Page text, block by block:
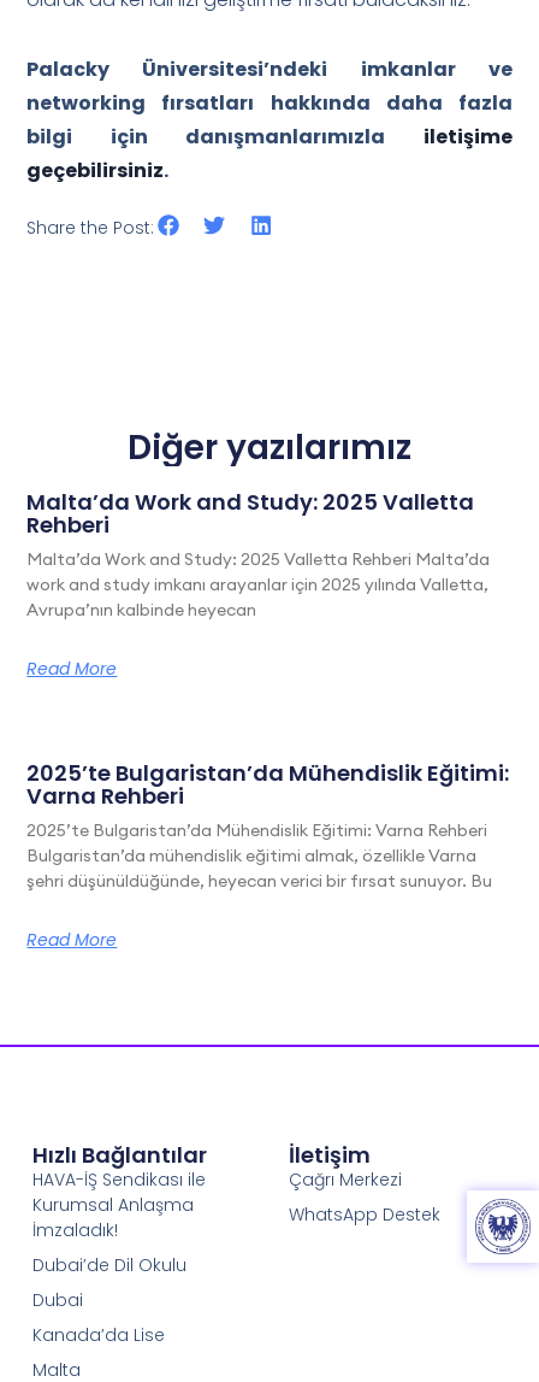
Palacky Üniversitesi’ndeki imkanlar ve
networking fırsatları hakkında daha fazla
bilgi için danışmanlarımızla iletişime
geçebilirsiniz.
Share the Post:
Diğer yazılarımız
Malta’da Work and Study: 2025 Valletta
Rehberi
Malta’da Work and Study: 2025 Valletta Rehberi Malta’da
work and study imkanı arayanlar için 2025 yılında Valletta,
Avrupa’nın kalbinde heyecan
Read More
2025’te Bulgaristan’da Mühendislik Eğitimi:
Varna Rehberi
2025’te Bulgaristan’da Mühendislik Eğitimi: Varna Rehberi
Bulgaristan’da mühendislik eğitimi almak, özellikle Varna
şehri düşünüldüğünde, heyecan verici bir fırsat sunuyor. Bu
Read More
Hızlı Bağlantılar
HAVA-İŞ Sendikası ile
Kurumsal Anlaşma
İmzaladık!
Dubai’de Dil Okulu
Dubai
Kanada’da Lise
Malta
İletişim
Çağrı Merkezi
WhatsApp Destek